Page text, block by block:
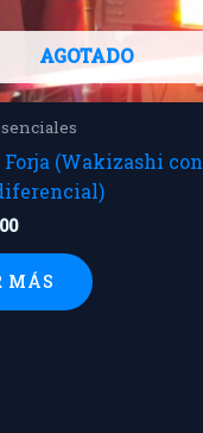
AGOTADO
(Wakizashi con
MÁS